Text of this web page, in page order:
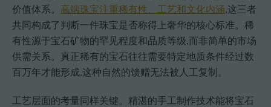
价值体系。 高端珠宝注重稀有性、工艺和文化内涵,这三者
共同构成了判断一件珠宝是否称得上奢华的核心标准。稀
有性源于宝石矿物的罕见程度和品质等级,而非简单的市场
供需关系。真正稀有的宝石往往需要特定地质条件经过数
百万年才能形成,这种自然的馈赠无法被人工复制。
工艺层面的考量同样关键。精湛的手工制作技术能将宝石